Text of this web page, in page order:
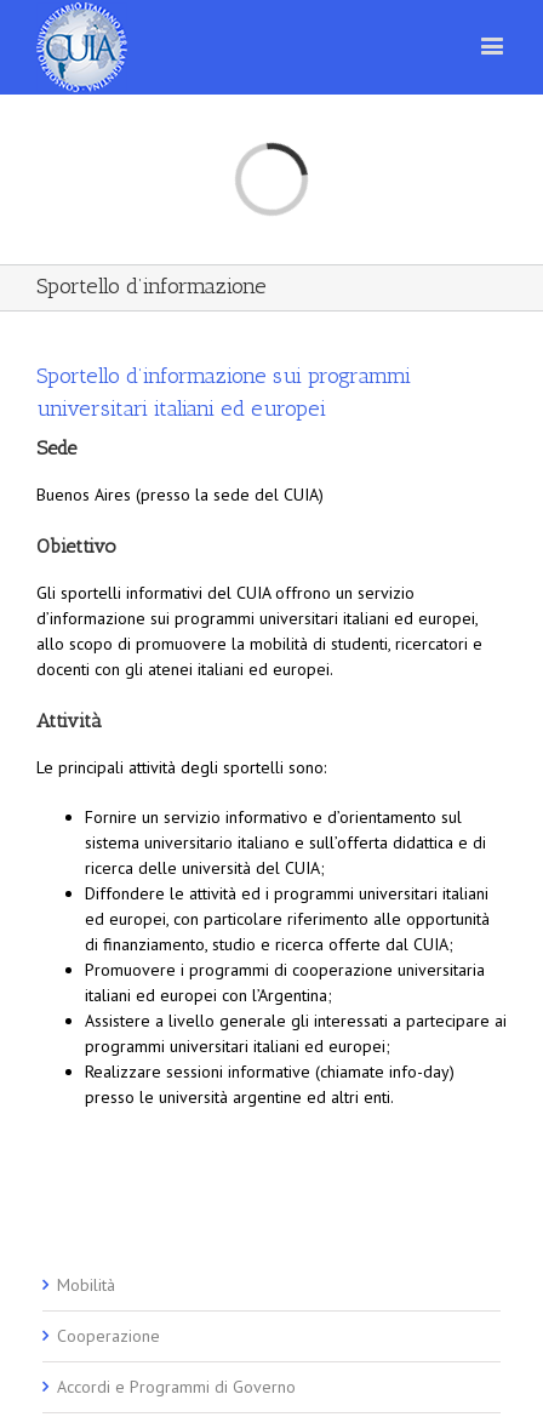
Loading...
Sportello d’informazione
Sportello d’informazione sui programmi
universitari italiani ed europei
Sede
Buenos Aires (presso la sede del CUIA)
Obiettivo
Gli sportelli informativi del CUIA offrono un servizio
d’informazione sui programmi universitari italiani ed europei,
allo scopo di promuovere la mobilità di studenti, ricercatori e
docenti con gli atenei italiani ed europei.
Attività
Le principali attività degli sportelli sono:
Fornire un servizio informativo e d’orientamento sul
sistema universitario italiano e sull’offerta didattica e di
ricerca delle università del CUIA;
Diffondere le attività ed i programmi universitari italiani
ed europei, con particolare riferimento alle opportunità
di finanziamento, studio e ricerca offerte dal CUIA;
Promuovere i programmi di cooperazione universitaria
italiani ed europei con l’Argentina;
Assistere a livello generale gli interessati a partecipare ai
programmi universitari italiani ed europei;
Realizzare sessioni informative (chiamate info-day)
presso le università argentine ed altri enti.
Mobilità
Cooperazione
Accordi e Programmi di Governo